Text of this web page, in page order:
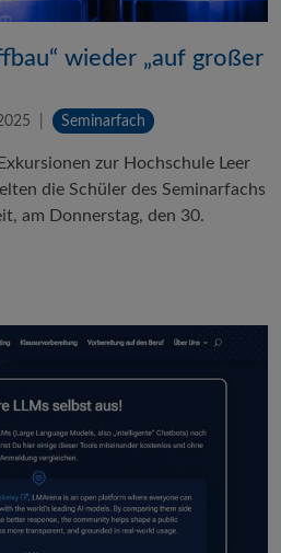
wieder „auf großer
Seminarfach
zur Hochschule Leer
die Schüler des Seminarfachs
am Donnerstag, den 30.